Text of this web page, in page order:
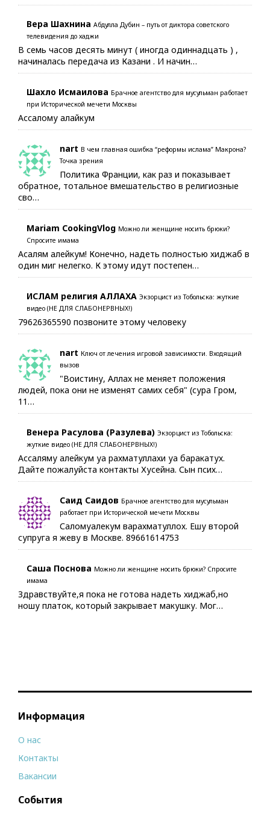
Вера Шахнина Абдулла Дубин – путь от диктора советского
телевидения до хаджи
В семь часов десять минут ( иногда одиннадцать ) ,
начиналась передача из Казани . И начин…
Шахло Исмаилова Брачное агентство для мусульман работает
при Исторической мечети Москвы
Ассалому алайкум
nart В чем главная ошибка “реформы ислама” Макрона?
Точка зрения
Политика Франции, как раз и показывает
обратное, тотальное вмешательство в религиозные
сво…
Mariam CookingVlog Можно ли женщине носить брюки?
Спросите имама
Асалям алейкум! Конечно, надеть полностью хиджаб в
один миг нелегко. К этому идут постепен…
ИСЛАМ религия АЛЛАХА Экзорцист из Тобольска: жуткие
видео (НЕ ДЛЯ СЛАБОНЕРВНЫХ!)
79626365590 позвоните этому человеку
nart Ключ от лечения игровой зависимости. Входящий
вызов
"Воистину, Аллах не меняет положения
людей, пока они не изменят самих себя" (сура Гром,
11…
Венера Расулова (Разулева) Экзорцист из Тобольска:
жуткие видео (НЕ ДЛЯ СЛАБОНЕРВНЫХ!)
Ассаляму алейкум уа рахматуллахи уа баракатух.
Дайте пожалуйста контакты Хусейна. Сын псих…
Саид Саидов Брачное агентство для мусульман
работает при Исторической мечети Москвы
Саломуалекум варахматуллох. Ешу второй
супруга я жеву в Москве. 89661614753
Саша Поснова Можно ли женщине носить брюки? Спросите
имама
Здравствуйте,я пока не готова надеть хиджаб,но
ношу платок, который закрывает макушку. Мог…
Информация
О нас
Контакты
Вакансии
События